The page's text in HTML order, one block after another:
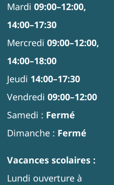
Mardi 09:00–12:00,
14:00–17:30
Mercredi 09:00–12:00,
14:00–18:00
Jeudi 14:00–17:30
Vendredi 09:00–12:00
Samedi : Fermé
Dimanche : Fermé
Vacances scolaires :
Lundi ouverture à